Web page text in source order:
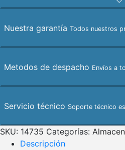
8K
/
25920
Nuestra garantía Todos nuestros
Metodos de despacho Envíos a
Servicio técnico Soporte técnico
SKU: 14735 Categorías:
Descripción